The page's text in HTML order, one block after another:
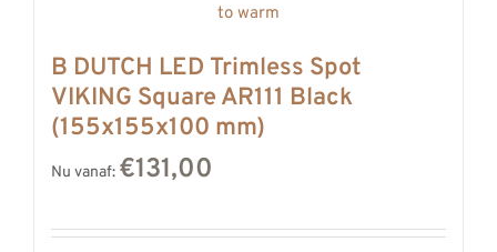
B DUTCH LED Trimless Spot
VIKING Square AR111 Black
(155x155x100 mm)
Nu vanaf: €131,00